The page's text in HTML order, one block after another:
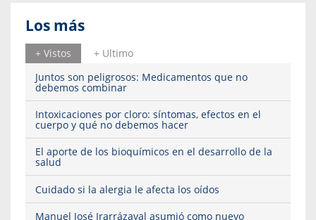
Los más
+ Vistos
+ Ultimo
Juntos son peligrosos: Medicamentos que no
debemos combinar
Intoxicaciones por cloro: síntomas, efectos en el
cuerpo y qué no debemos hacer
El aporte de los bioquímicos en el desarrollo de la
salud
Cuidado si la alergia le afecta los oídos
Manuel José Irarrázaval asumió como nuevo